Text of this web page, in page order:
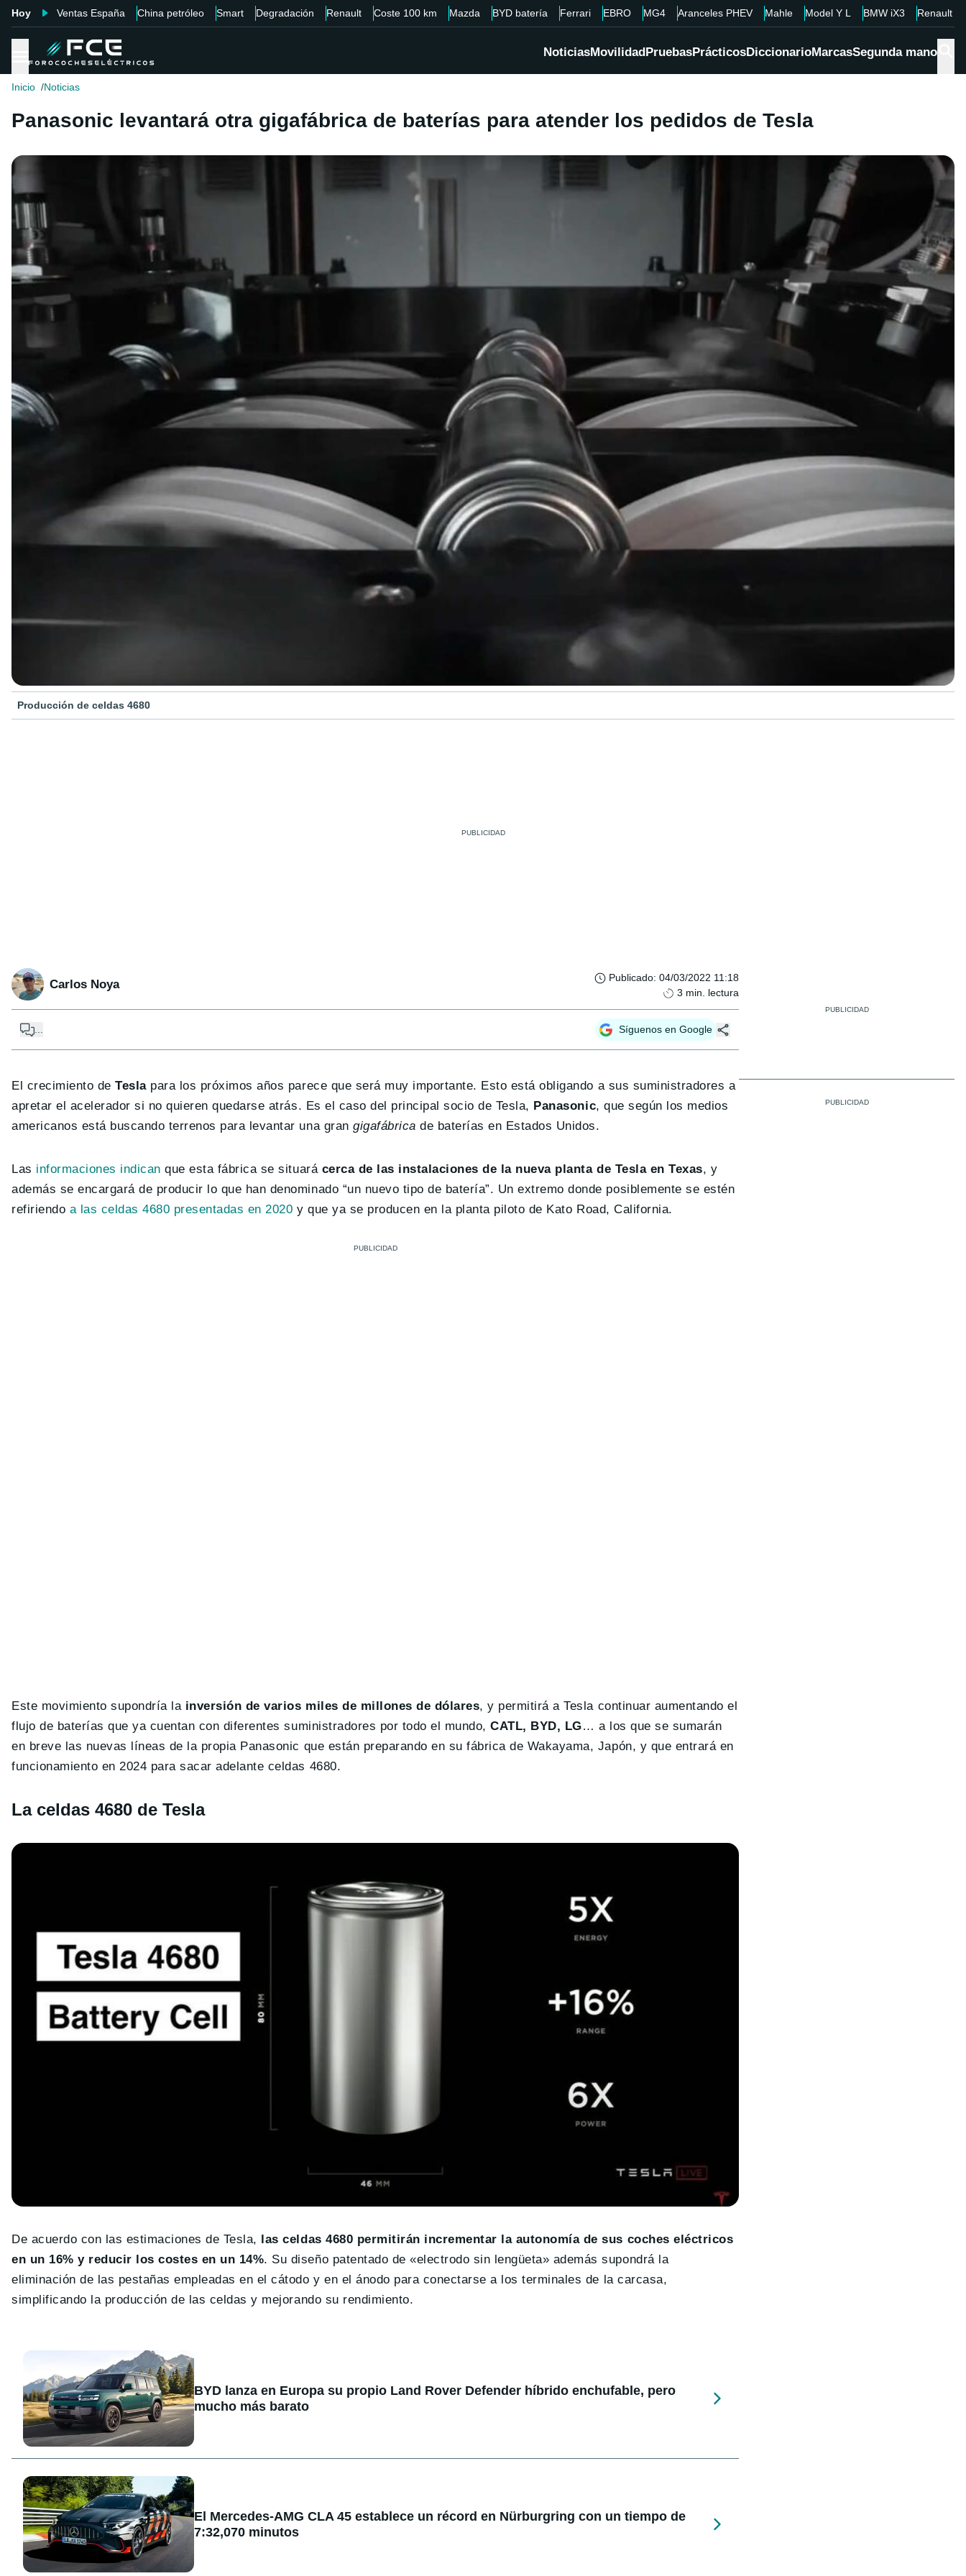
Hoy Ventas España China petróleo Smart Degradación Renault Coste 100 km Mazda BYD batería Ferrari EBRO MG4 Aranceles PHEV Mahle Model Y L BMW iX3 Renault
NoticiasMovilidadPruebasPrácticosDiccionarioMarcasSegunda mano
Inicio Noticias
Panasonic levantará otra gigafábrica de baterías para atender los pedidos de Tesla
Producción de celdas 4680
Carlos Noya Publicado: 04/03/2022 11:18
3 min. lectura
... Síguenos en Google
El crecimiento deTeslapara los próximos años parece que será muy importante. Esto está obligando a sus suministradores a
apretar el acelerador si no quieren quedarse atrás. Es el caso del principal socio de Tesla, Panasonic, que según los medios
americanos está buscando terrenos para levantar una grangigafábrica de baterías en Estados Unidos.
Las informaciones indican que esta fábrica se situará cerca de las instalaciones de la nueva planta de Tesla en Texas, y
además se encargará de producir lo que han denominado “un nuevo tipo de batería”. Un extremo donde posiblemente se estén
refiriendo a las celdas 4680 presentadas en 2020 y que ya se producen en la planta piloto de Kato Road, California.
Este movimiento supondría lainversión de varios miles de millones de dólares, y permitirá a Tesla continuar aumentando el
flujo de baterías que ya cuentan con diferentes suministradores por todo el mundo, CATL, BYD, LG… a los que se sumarán
en breve las nuevas líneas de la propia Panasonic que están preparando en su fábrica de Wakayama, Japón, y que entrará en
funcionamiento en 2024 para sacar adelante celdas 4680.
La celdas 4680 de Tesla
De acuerdo con las estimaciones de Tesla,
las celdas 4680 permitirán incrementar la autonomía de sus coches eléctricos
en un 16% y reducir los costes en un 14%. Su diseño patentado de «electrodo sin lengüeta» además supondrá la
eliminación de las pestañas empleadas en el cátodo y en el ánodo para conectarse a los terminales de la carcasa,
simplificando la producción de las celdas y mejorando su rendimiento.
BYD lanza en Europa su propio Land Rover Defender híbrido enchufable, pero
mucho más barato
El Mercedes-AMG CLA 45 establece un récord en Nürburgring con un tiempo de
7:32,070 minutos